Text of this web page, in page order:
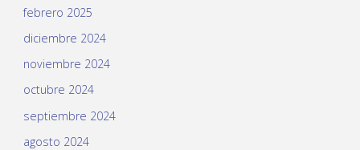
febrero 2025
diciembre 2024
noviembre 2024
octubre 2024
septiembre 2024
agosto 2024